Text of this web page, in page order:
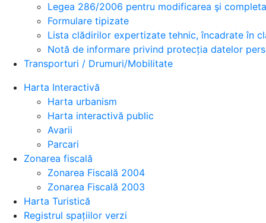
Legea 286/2006 pentru modificarea şi
Formulare tipizate
Lista clădirilor expertizate tehnic, încadrate în
Notă de informare privind protecția datelor
Transporturi / Drumuri/Mobilitate
Harta Interactivă
Harta urbanism
Harta interactivă public
Avarii
Parcari
Zonarea fiscală
Zonarea Fiscală 2004
Zonarea Fiscală 2003
Harta Turistică
Registrul spațiilor verzi